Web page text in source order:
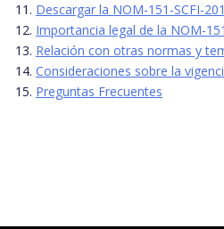
Descargar la NOM-151-SCFI-
Importancia legal de la NOM-
Relación con otras normas y
Consideraciones sobre la
Preguntas Frecuentes